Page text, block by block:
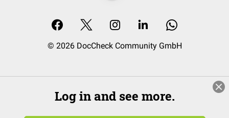
© 2026 DocCheck Community GmbH
Log in and see more.